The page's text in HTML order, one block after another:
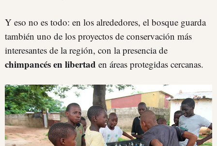
Y eso no es todo: en los alrededores, el bosque guarda
también uno de los proyectos de conservación más
interesantes de la región, con la presencia de
chimpancés en libertad en áreas protegidas cercanas.